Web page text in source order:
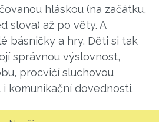
hláskou (na začátku,
slova) až po věty. A
básničky a hry. Děti si tak
správnou výslovnost,
procvičí sluchovou
komunikační dovednosti.